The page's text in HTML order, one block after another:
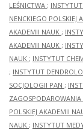
LEŚNICTWA ;
NENCKIEGO POLSKIEJ
AKADEMII NAUK ;
AKADEMII NAUK ;
NAUK ; INSTYTUT
; INSTYTUT
SOCJOLOGII PAN ;
ZAGOSPODAROWANIA
POLSKIEJ AKADEMII
NAUK ; INSTYTUT